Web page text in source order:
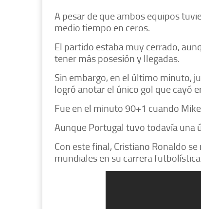
A pesar de que ambos equipos
medio tiempo en ceros.
El partido estaba muy cerrado,
tener más posesión y llegadas.
Sin embargo, en el último minuto,
logró anotar el único gol que cayó
Fue en el minuto 90+1 cuando
Aunque Portugal tuvo todavía una
Con este final, Cristiano Ronaldo
mundiales en su carrera